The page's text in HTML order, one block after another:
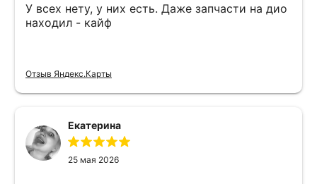
У всех нету, у них есть. Даже запчасти на дио
находил - кайф
Отзыв Яндекс.Карты
Екатерина
25 мая 2026